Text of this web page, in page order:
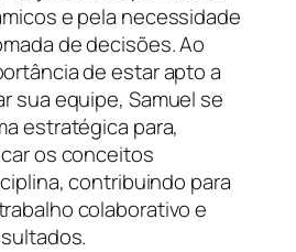
e pela necessidade
de decisões. Ao
de estar apto a
sua equipe, Samuel se
estratégica para,
os conceitos
contribuindo para
colaborativo e